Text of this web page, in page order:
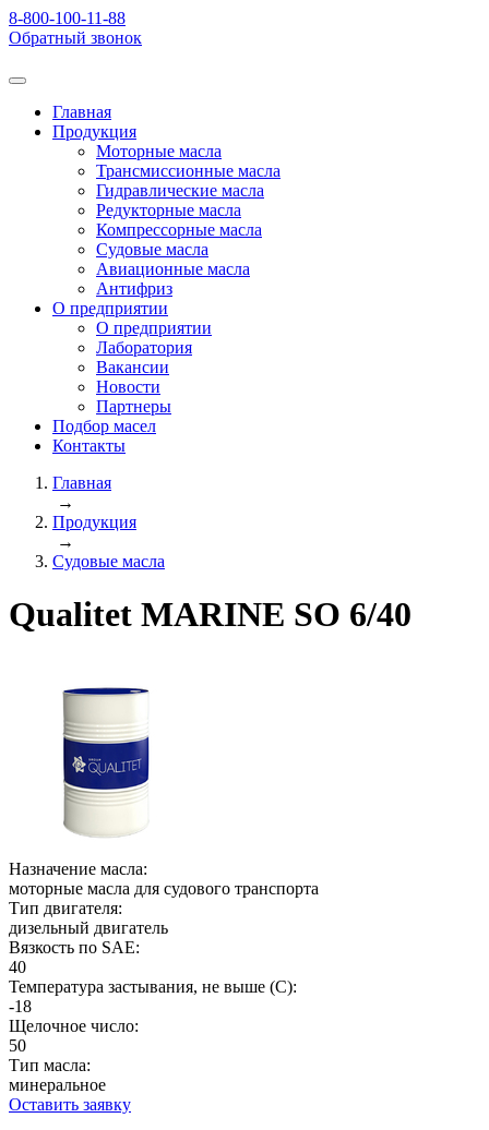
8-800-100-11-88
Обратный звонок
Главная
Продукция
Моторные масла
Трансмиссионные масла
Гидравлические масла
Редукторные масла
Компрессорные масла
Судовые масла
Авиационные масла
Антифриз
О предприятии
О предприятии
Лаборатория
Вакансии
Новости
Партнеры
Подбор масел
Контакты
Главная
→
Продукция
→
Судовые масла
Qualitet MARINE SO 6/40
Назначение масла:
моторные масла для судового транспорта
Тип двигателя:
дизельный двигатель
Вязкость по SAE:
40
Температура застывания, не выше (С):
-18
Щелочное число:
50
Тип масла:
минеральное
Оставить заявку